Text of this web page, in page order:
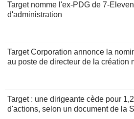
Target nomme l'ex-PDG de 7-
d'administration
Target Corporation annonce la
au poste de directeur de la création
Target : une dirigeante cède pour
d'actions, selon un document de la